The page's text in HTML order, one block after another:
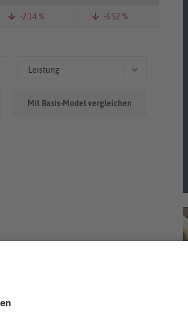
-2.14 % -6.52 %
Leistung
Mit Basis-Model vergleichen